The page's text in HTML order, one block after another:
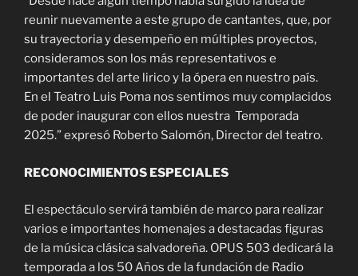
reunir nuevamente a este grupo de cantantes, que, por
su trayectoria y desempeño en múltiples proyectos,
consideramos son los más representativos e
importantes del arte lirico y la ópera en nuestro país.
En el Teatro Luis Poma nos sentimos muy complacidos
de poder inaugurar con ellos nuestra Temporada
2025.” expresó Roberto Salomón, Director del teatro.
RECONOCIMIENTOS ESPECIALES
El espectáculo servirá también de marco para realizar
varios e importantes homenajes a destacadas figuras
de la música clásica salvadoreña. OPUS 503 dedicará la
temporada a los 50 Años de la fundación de Radio